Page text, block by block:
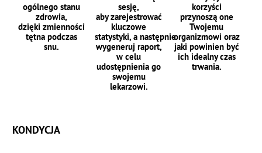
ogólnego stanu
zdrowia,
dzięki zmienności
tętna podczas
snu.
sesję,
aby zarejestrować
kluczowe
statystyki, a następnie
wygeneruj raport,
w celu
udostępnienia go
swojemu
lekarzowi.
korzyści
przynoszą one
Twojemu
organizmowi oraz
jaki powinien być
ich idealny czas
trwania.
KONDYCJA